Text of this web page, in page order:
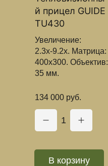
й прицел GUIDE
TU430
Увеличение:
2.3х-9.2х. Матрица:
400x300. Объектив:
35 мм.
134 000 руб.
1
В корзину